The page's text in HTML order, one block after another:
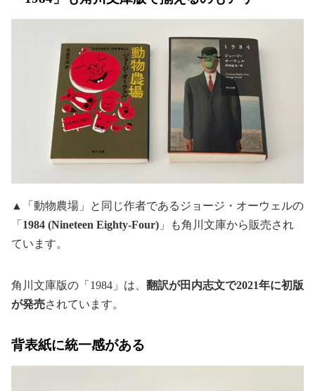
▲「動物農場」と同じ作者であるジョージ・オーウェルの
「 1984 (Nineteen Eighty-Four) 」も角川文庫から販売され
ています。
角川文庫版の「1984」は、 翻訳が田内志文で2021年に初版
が発売されています。
背表紙に統一感がある